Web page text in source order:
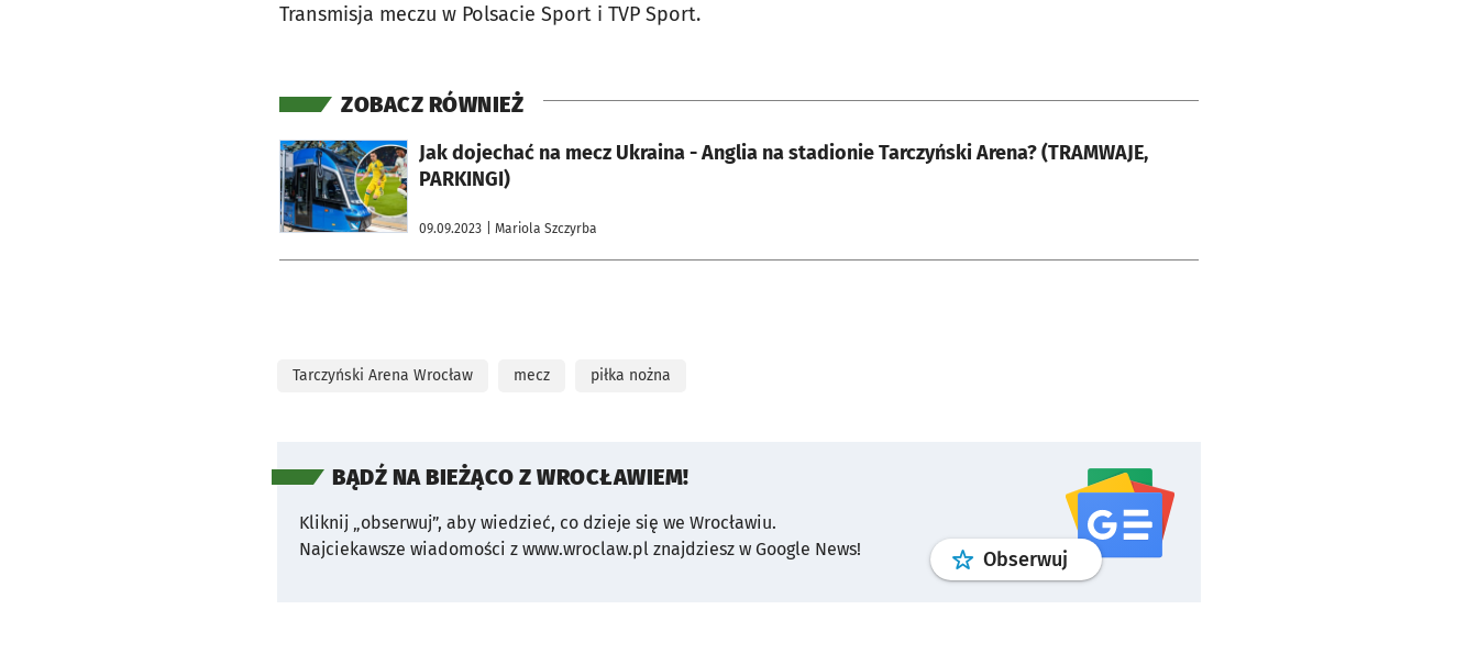
Transmisja meczu w Polsacie Sport i TVP Sport.
ZOBACZ RÓWNIEŻ
Jak dojechać na mecz Ukraina - Anglia na stadionie Tarczyński Arena? (TRAMWAJE,
PARKINGI)
09.09.2023 | Mariola Szczyrba
otworzy się w nowej karcie
Tarczyński Arena Wrocław mecz piłka nożna
BĄDŹ NA BIEŻĄCO Z WROCŁAWIEM!
Kliknij „obserwuj”, aby wiedzieć, co dzieje się we Wrocławiu.
Najciekawsze wiadomości z www.wroclaw.pl znajdziesz w Google News!
Obserwuj profilgoogle news